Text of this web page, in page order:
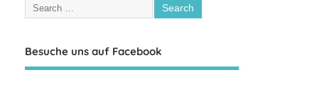
Besuche uns auf Facebook